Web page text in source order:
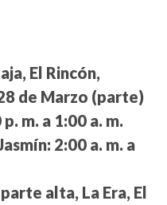
El Rincón,
de Marzo (parte)
p. m. a 1:00 a. m.
2:00 a. m. a
alta, La Era, El